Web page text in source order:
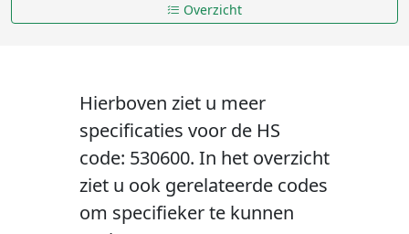
Overzicht
Hierboven ziet u meer
specificaties voor de HS
code: 530600. In het overzicht
ziet u ook gerelateerde codes
om specifieker te kunnen